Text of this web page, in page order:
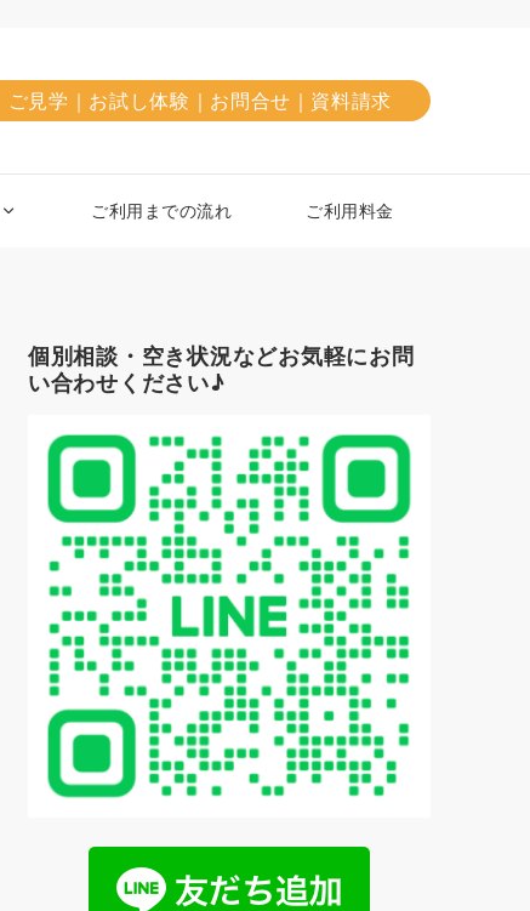
ご見学｜お試し体験｜お問合せ｜資料請求
ご利用までの流れ ご利用料金
個別相談・空き状況などお気軽にお問
い合わせください♪